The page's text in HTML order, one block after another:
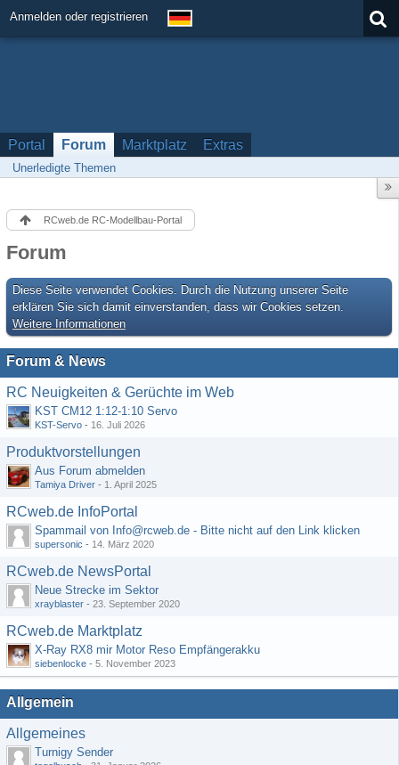
Anmelden oder registrieren
Portal Forum Marktplatz Extras
Unerledigte Themen
RCweb.de RC-Modellbau-Portal
Forum
Diese Seite verwendet Cookies. Durch die Nutzung unserer Seite
erklären Sie sich damit einverstanden, dass wir Cookies setzen.
Weitere Informationen
Forum & News
RC Neuigkeiten & Gerüchte im Web
KST CM12 1:12-1:10 Servo
KST-Servo - 16. Juli 2026
Produktvorstellungen
Aus Forum abmelden
Tamiya Driver - 1. April 2025
RCweb.de InfoPortal
Spammail von Info@rcweb.de - Bitte nicht auf den Link klicken
supersonic - 14. März 2020
RCweb.de NewsPortal
Neue Strecke im Sektor
xrayblaster - 23. September 2020
RCweb.de Marktplatz
X-Ray RX8 mir Motor Reso Empfängerakku
siebenlocke - 5. November 2023
Allgemein
Allgemeines
Turnigy Sender